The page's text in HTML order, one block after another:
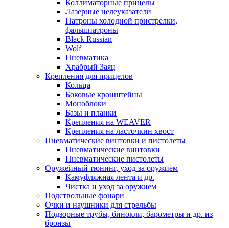
Коллиматорные прицелы
Лазерные целеуказатели
Патроны холодной пристрелки,
фальшпатроны
Black Russian
Wolf
Пневматика
Храбрый Заяц
Крепления для прицелов
Кольца
Боковые кронштейны
Моноблоки
Базы и планки
Крепления на WEAVER
Крепления на ласточкин хвост
Пневматические винтовки и пистолеты
Пневматические винтовки
Пневматические пистолеты
Оружейный тюнинг, уход за оружием
Камуфляжная лента и др.
Чистка и уход за оружием
Подствольные фонари
Очки и наушники для стрельбы
Подзорные трубы, бинокли, барометры и др. из
бронзы